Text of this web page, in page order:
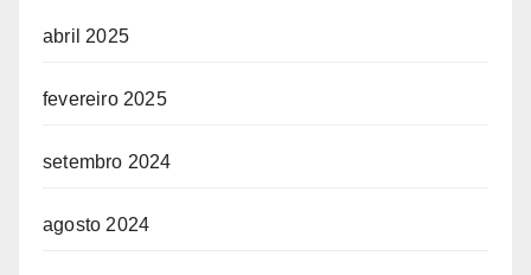
abril 2025
fevereiro 2025
setembro 2024
agosto 2024